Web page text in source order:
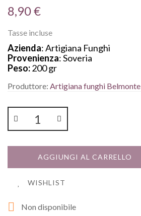
8,90 €
Tasse incluse
Azienda: Artigiana Funghi
Provenienza: Soveria
Peso:200 gr
Produttore: Artigiana funghi Belmonte
AGGIUNGI AL CARRELLO
WISHLIST
 Non disponibile